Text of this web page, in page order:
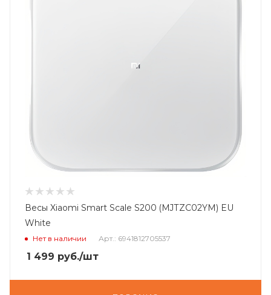
Весы Xiaomi Smart Scale S200 (MJTZC02YM) EU
White
Нет в наличии Арт.: 6941812705537
1 499 руб./шт